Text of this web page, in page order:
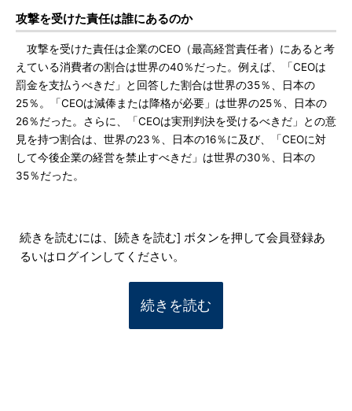
攻撃を受けた責任は誰にあるのか
攻撃を受けた責任は企業のCEO（最高経営責任者）にあると考
えている消費者の割合は世界の40％だった。例えば、「CEOは
罰金を支払うべきだ」と回答した割合は世界の35％、日本の
25％。「CEOは減俸または降格が必要」は世界の25％、日本の
26％だった。さらに、「CEOは実刑判決を受けるべきだ」との意
見を持つ割合は、世界の23％、日本の16％に及び、「CEOに対
して今後企業の経営を禁止すべきだ」は世界の30％、日本の
35％だった。
続きを読むには、[続きを読む] ボタンを押して会員登録あ
るいはログインしてください。
続きを読む